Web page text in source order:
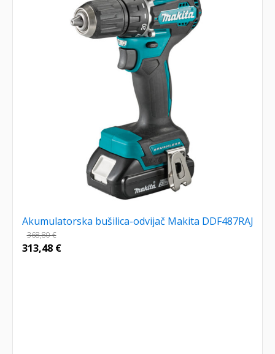
Akumulatorska bušilica-odvijač Makita DDF487RAJ
368,80€
313,48 €